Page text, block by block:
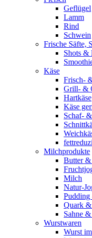
Geflügel
Lamm
Rind
Schwein
Frische Säfte,
Shots &
Käse
Frisch-
Grill- &
Hartkäse
Käse
Schaf-
Milchprodukte
Butter
Milch
Natur-
Pudding
Quark
Sahne
Wurstwaren
Wurst